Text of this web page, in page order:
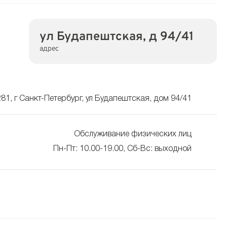
ул Будапештская, д 94/41
адрес
г Санкт-Петербург, ул Будапештская, дом 94/41
Обслуживание физических лиц
Пн-Пт: 10.00-19.00, Сб-Вс: выходной